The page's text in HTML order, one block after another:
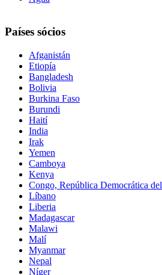
Países sócios
Afganistán
Etiopía
Bangladesh
Bolivia
Burkina Faso
Burundi
Haití
India
Irak
Yemen
Camboya
Kenya
Congo, República Democrática del
Líbano
Liberia
Madagascar
Malawi
Malí
Myanmar
Nepal
Níger